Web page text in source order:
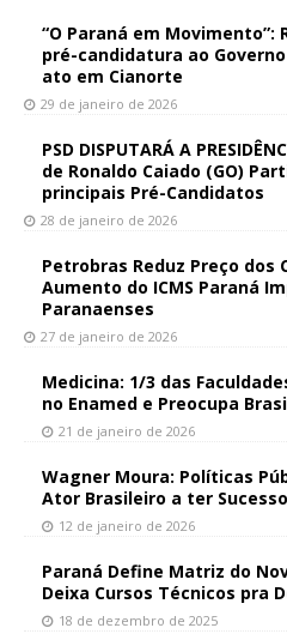
“O Paraná em Movimento”:
pré-candidatura ao
ato em Cianorte
29 de janeiro de 2026
PSD DISPUTARÁ A
de Ronaldo Caiado (GO)
principais Pré-Candidatos
28 de janeiro de 2026
Petrobras Reduz Preço dos
Aumento do ICMS Paraná
Paranaenses
27 de janeiro de 2026
Medicina: 1/3 das
no Enamed e Preocupa
21 de janeiro de 2026
Wagner Moura: Políticas
Ator Brasileiro a ter
12 de janeiro de 2026
Paraná Define Matriz do
Deixa Cursos Técnicos pra
18 de dezembro de 2025